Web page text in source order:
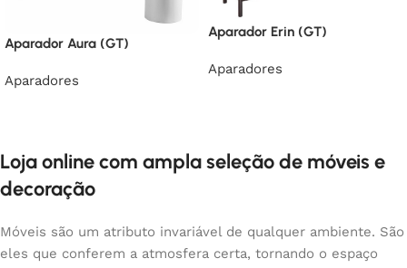
Aparador Aura (GT)
Aparadores
Aparador Erin (GT)
Aparadores
Loja online com ampla seleção de móveis e
decoração
Móveis são um atributo invariável de qualquer ambiente. São
eles que conferem a atmosfera certa, tornando o espaço